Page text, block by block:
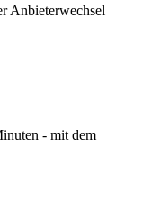
Anbieterwechsel
- mit dem